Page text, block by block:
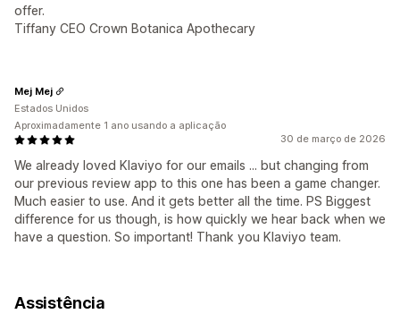
offer.
Tiffany CEO Crown Botanica Apothecary
30 de março de 2026
We already loved Klaviyo for our emails ... but changing from
our previous review app to this one has been a game changer.
Much easier to use. And it gets better all the time. PS Biggest
difference for us though, is how quickly we hear back when we
have a question. So important! Thank you Klaviyo team.
Mej Mej
Estados Unidos
Aproximadamente 1 ano usando a aplicação
Assistência